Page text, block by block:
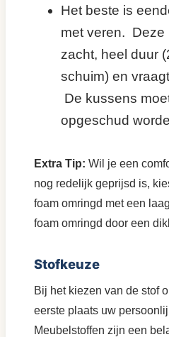
Het beste is
met veren. Deze
zacht, heel duur
schuim) en
De kussens
opgeschud
Extra Tip: Wil je een
nog redelijk geprijsd is,
foam omringd met een
foam omringd door een
Stofkeuze
Bij het kiezen van de stof
eerste plaats uw
Meubelstoffen zijn een